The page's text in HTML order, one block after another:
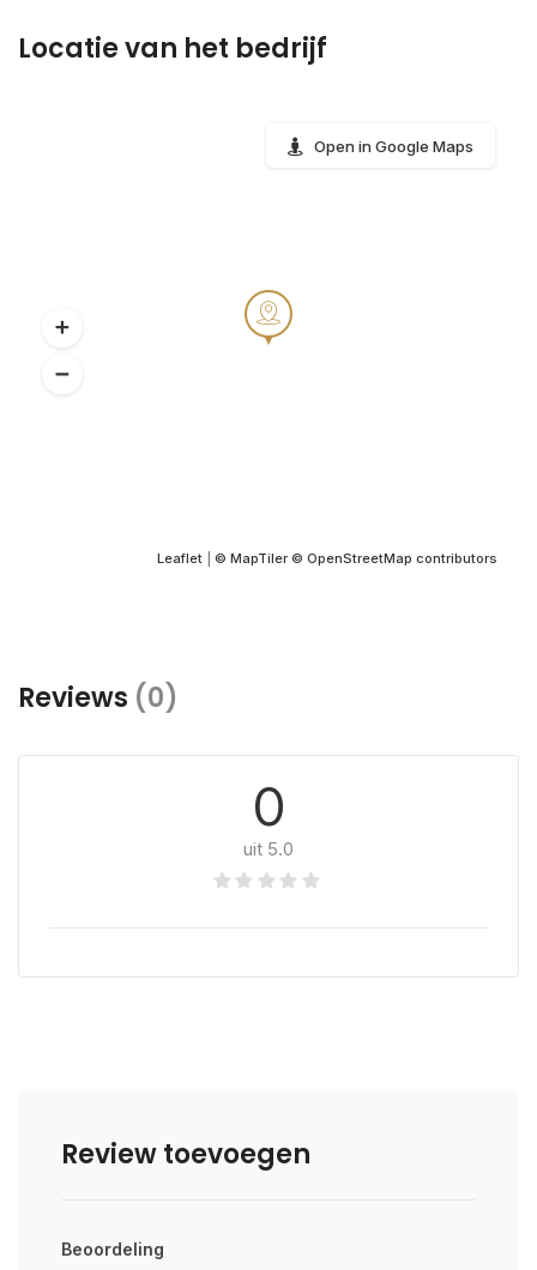
Locatie van het bedrijf
Leaflet © MapTiler © OpenStreetMap contributors
Open in Google Maps
Reviews (0)
0
uit 5.0
Review toevoegen
Beoordeling